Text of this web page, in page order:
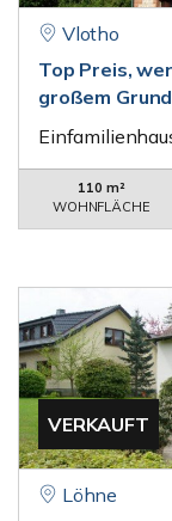
Vlotho
Top Preis,
großem
110 m²
WOHNFLÄCHE
VERKAUFT
Löhne